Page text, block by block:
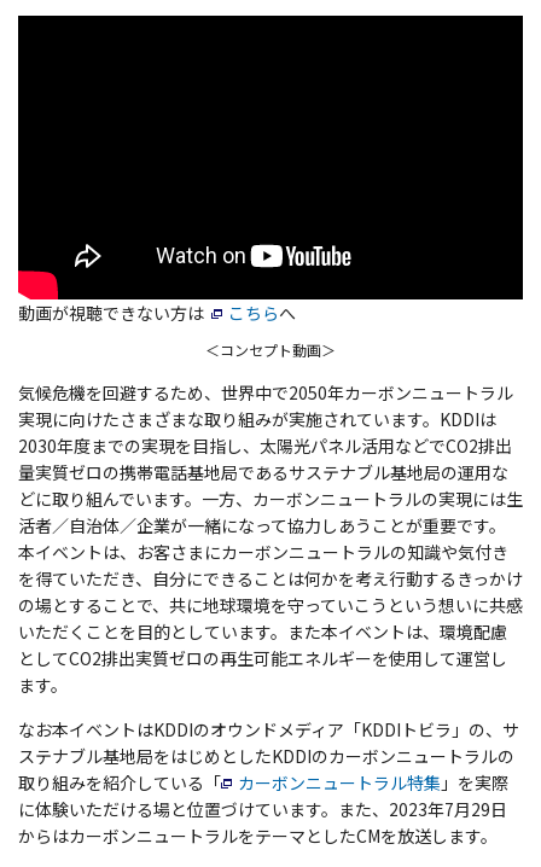
動画が視聴できない方は こちらへ
＜コンセプト動画＞
気候危機を回避するため、世界中で2050年カーボンニュートラル
実現に向けたさまざまな取り組みが実施されています。KDDIは
2030年度までの実現を目指し、太陽光パネル活用などでCO2排出
量実質ゼロの携帯電話基地局であるサステナブル基地局の運用な
どに取り組んでいます。一方、カーボンニュートラルの実現には生
活者／自治体／企業が一緒になって協力しあうことが重要です。
本イベントは、お客さまにカーボンニュートラルの知識や気付き
を得ていただき、自分にできることは何かを考え行動するきっかけ
の場とすることで、共に地球環境を守っていこうという想いに共感
いただくことを目的としています。また本イベントは、環境配慮
としてCO2排出実質ゼロの再生可能エネルギーを使用して運営し
ます。
なお本イベントはKDDIのオウンドメディア「KDDIトビラ」の、サ
ステナブル基地局をはじめとしたKDDIのカーボンニュートラルの
取り組みを紹介している「
カーボンニュートラル特集 」を実際
に体験いただける場と位置づけています。また、2023年7月29日
からはカーボンニュートラルをテーマとしたCMを放送します。